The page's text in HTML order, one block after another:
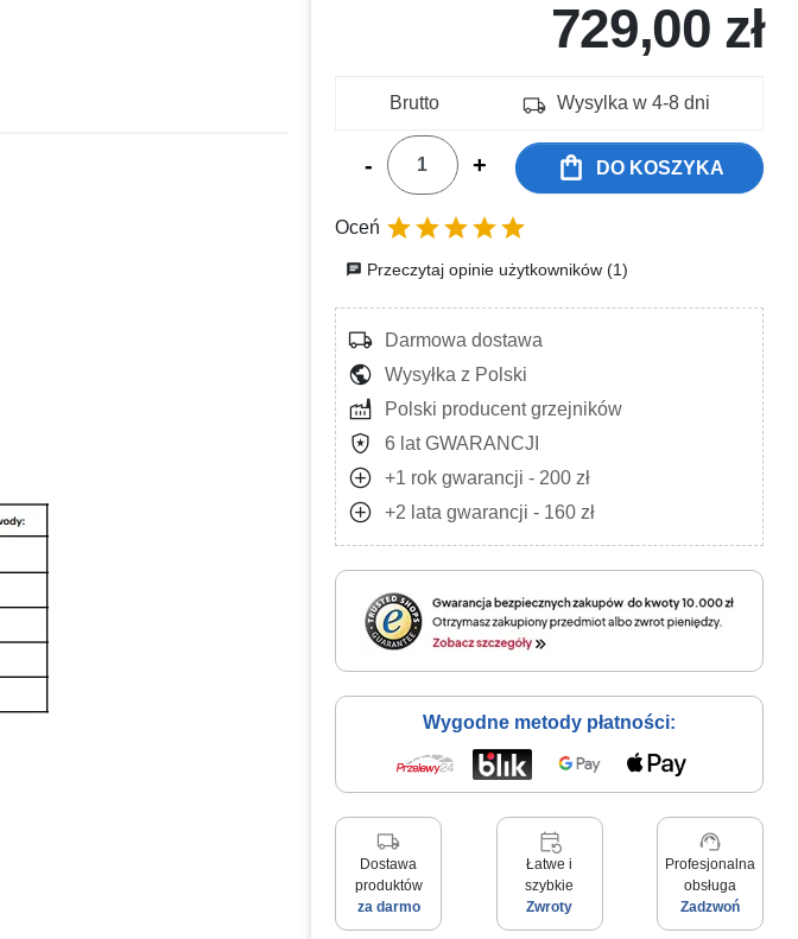
729,00 zł
Brutto local_shipping Wysylka w 4-8 dni
- + shopping_bag DO KOSZYKA
Oceń 
chat Przeczytaj opinie użytkowników (1)
local_shipping Darmowa dostawa
public Wysyłka z Polski
factory Polski producent grzejników
local_police 6 lat GWARANCJI
add_circle +1 rok gwarancji - 200 zł
add_circle +2 lata gwarancji - 160 zł
Wygodne metody płatności:
local_shipping
Dostawa
produktów
za darmo
event_repeat
Łatwe i
szybkie
Zwroty
support_agent
Profesjonalna
obsługa
Zadzwoń